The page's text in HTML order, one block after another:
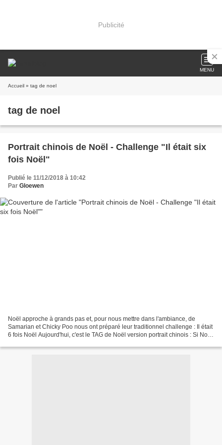
Publicité
MENU
Accueil » tag de noel
tag de noel
Portrait chinois de Noël - Challenge "Il était six
fois Noël"
Publié le 11/12/2018 à 10:42
Par Gloewen
Noël approche à grands pas et, pour nous mettre dans l'ambiance, de
Samarian et Chicky Poo nous ont préparé leur traditionnel challenge : Il était
6 fois Noël Aujourd'hui, c'est le TAG de Noël version portrait chinois : Si Noël